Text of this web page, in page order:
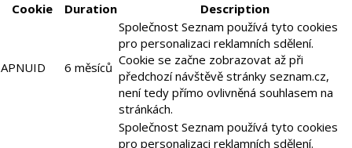
Cookie
Duration Description
APNUID 6 měsíců
Společnost Seznam používá tyto cookies
pro personalizaci reklamních sdělení.
Cookie se začne zobrazovat až při
předchozí návštěvě stránky seznam.cz,
není tedy přímo ovlivněná souhlasem na
stránkách.
Společnost Seznam používá tyto cookies
pro personalizaci reklamních sdělení.